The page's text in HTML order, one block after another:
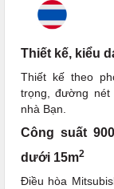
Thiết kế, kiểu
Thiết kế theo
trọng, đường
nhà Bạn.
Công suất
dưới 15m2
Điều hòa